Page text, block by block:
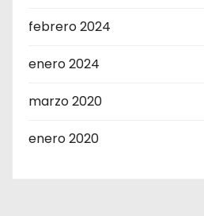
febrero 2024
enero 2024
marzo 2020
enero 2020